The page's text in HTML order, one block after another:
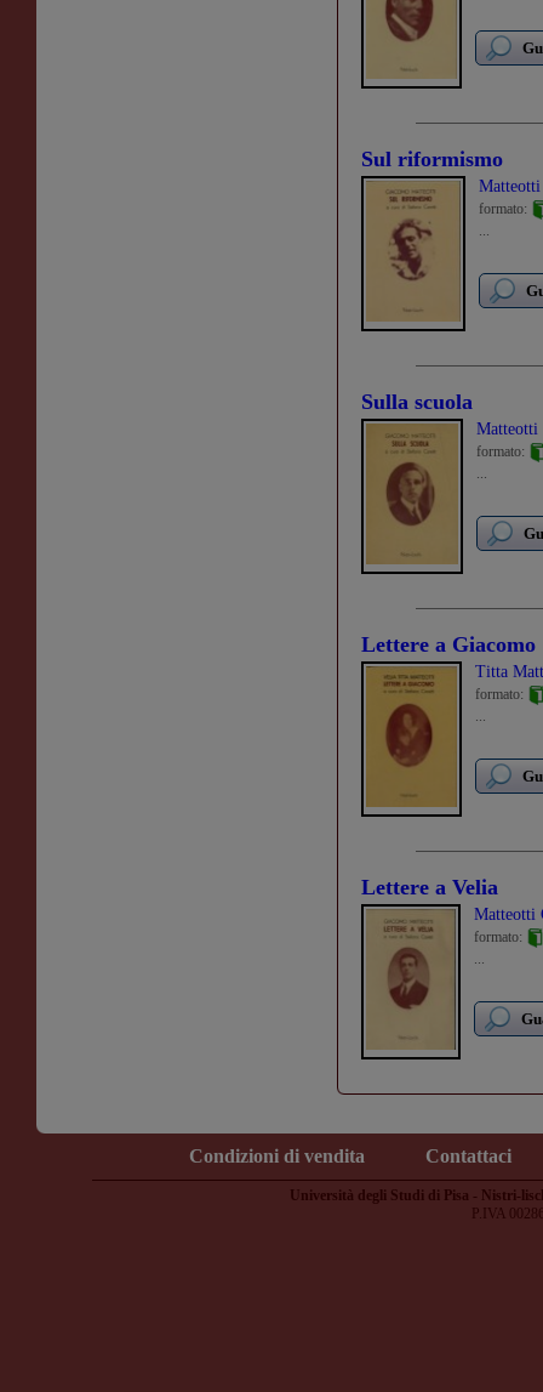
Sul riformismo
formato:
...
Sulla scuola
Matteotti
formato:
...
Lettere a Giacomo
Titta
formato:
...
Lettere a Velia
Matteotti
formato:
...
Condizioni di vendita Contattaci
Università degli Studi di Pisa - Nistri-
P.IVA